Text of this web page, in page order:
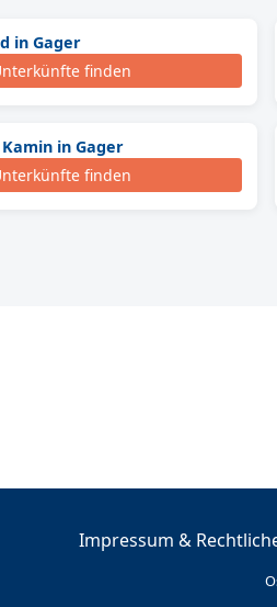
in Gager
finden
in Gager
finden
Impressum &